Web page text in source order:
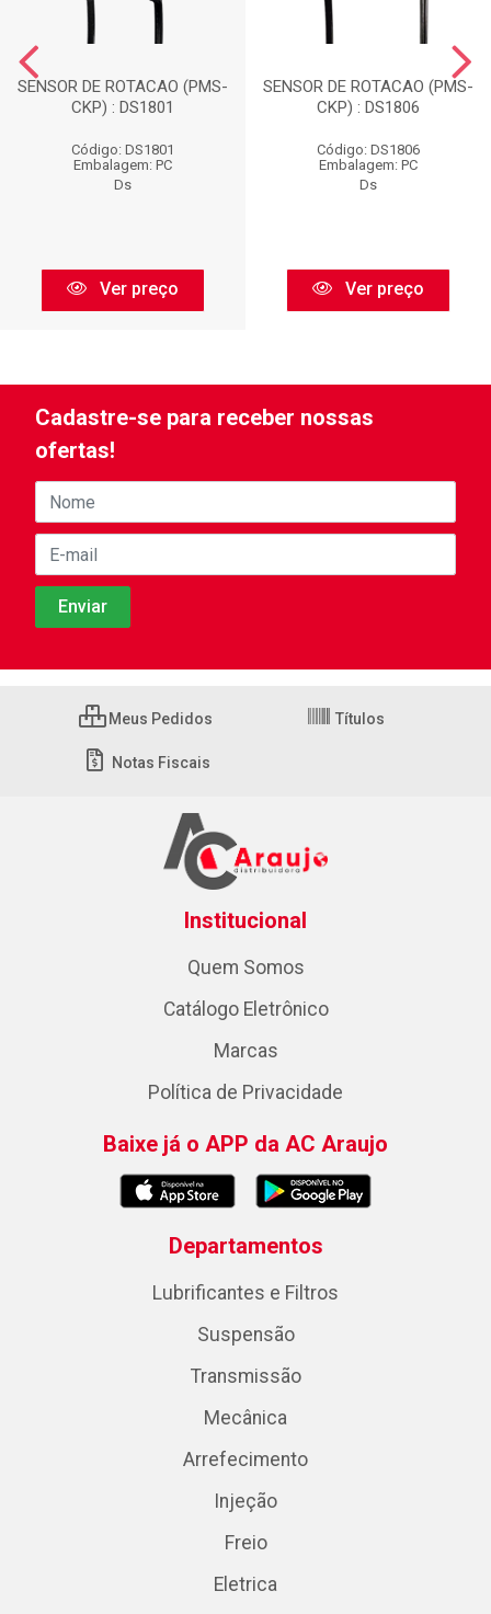
SENSOR DE ROTACAO (PMS-
CKP) : DS1801
Código: DS1801
Embalagem: PC
Ds
Ver preço
SENSOR DE ROTACAO (PMS-
CKP) : DS1806
Código: DS1806
Embalagem: PC
Ds
Ver preço
Cadastre-se para receber nossas
ofertas!
Meus Pedidos Títulos
Notas Fiscais
Institucional
Quem Somos
Catálogo Eletrônico
Marcas
Política de Privacidade
Baixe já o APP da AC Araujo
Departamentos
Lubrificantes e Filtros
Suspensão
Transmissão
Mecânica
Arrefecimento
Injeção
Freio
Eletrica